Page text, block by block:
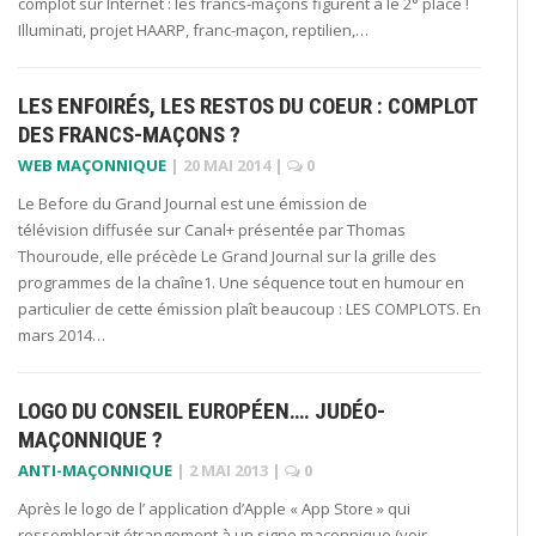
Illuminati, projet HAARP, franc-maçon, reptilien,…
LES ENFOIRÉS, LES RESTOS DU COEUR : COMPLOT
DES FRANCS-MAÇONS ?
WEB MAÇONNIQUE | 20 MAI 2014 |
0
Le Before du Grand Journal est une émission de
télévision diffusée sur Canal+ présentée par Thomas
Thouroude, elle précède Le Grand Journal sur la grille des
programmes de la chaîne1. Une séquence tout en humour en
particulier de cette émission plaît beaucoup : LES COMPLOTS. En
mars 2014…
LOGO DU CONSEIL EUROPÉEN…. JUDÉO-
MAÇONNIQUE ?
ANTI-MAÇONNIQUE | 2 MAI 2013 |
0
Après le logo de l’ application d’Apple « App Store » qui